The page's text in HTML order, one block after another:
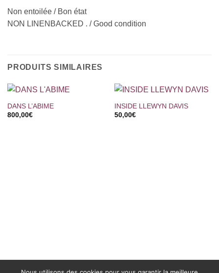
Non entoilée / Bon état
NON LINENBACKED . / Good condition
PRODUITS SIMILAIRES
DANS L’ABIME
800,00€
INSIDE LLEWYN DAVIS
50,00€